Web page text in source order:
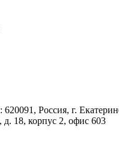
620091, Россия, г.
18, корпус 2, офис 603